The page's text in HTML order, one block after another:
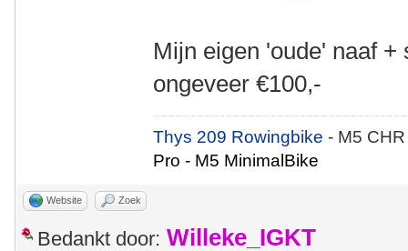
Mijn eigen 'oude' naaf
ongeveer €100,-
Thys 209 Rowingbike- M5
Pro - M5 MinimalBike
Website Zoek
Bedankt door: Willeke_IGKT